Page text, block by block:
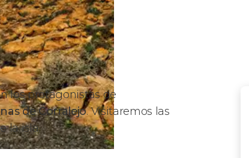
los protagonistas de
de Corralejo. Visitaremos las
la isla.